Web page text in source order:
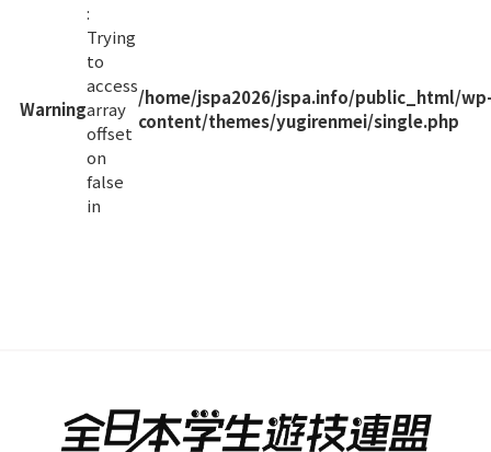
CONTACT
Warning
:
Trying
to
access
array
offset
on
false
in
/home/jspa2026/jspa.info/public_html/
content/themes/yugirenmei/single.php